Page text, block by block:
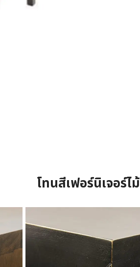
โทนสีเฟอร์นิเจอร์ไม้